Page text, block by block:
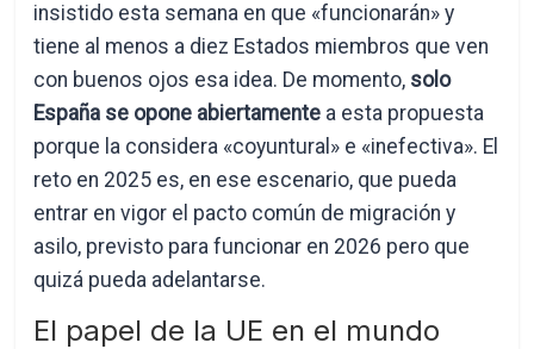
insistido esta semana en que «funcionarán» y
tiene al menos a diez Estados miembros que ven
con buenos ojos esa idea. De momento, solo
España se opone abiertamente a esta propuesta
porque la considera «coyuntural» e «inefectiva». El
reto en 2025 es, en ese escenario, que pueda
entrar en vigor el pacto común de migración y
asilo, previsto para funcionar en 2026 pero que
quizá pueda adelantarse.
El papel de la UE en el mundo